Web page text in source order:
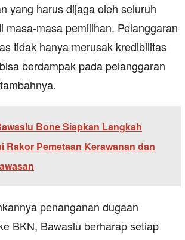
yang harus dijaga oleh seluruh
masa-masa pemilihan. Pelanggaran
tidak hanya merusak kredibilitas
berdampak pada pelanggaran
Bone Siapkan Langkah
Rakor Pemetaan Kerawanan dan
penanganan dugaan
BKN, Bawaslu berharap setiap